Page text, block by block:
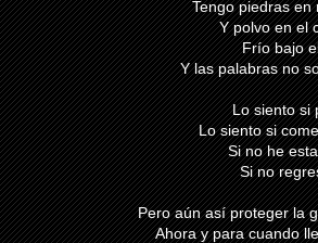
Tengo piedras en
Y polvo en el
Frío bajo
Y las palabras no
Lo siento si
Lo siento si
Si no he
Si no
Pero aún así proteger la
Ahora y para cuando